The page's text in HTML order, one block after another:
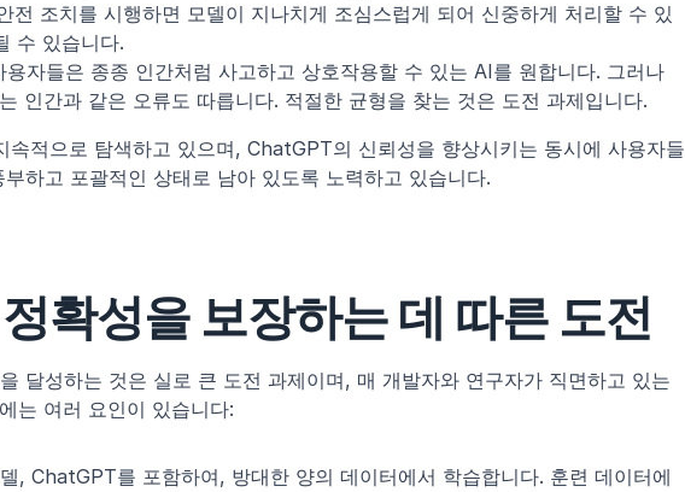
전 조치를 시행하면 모델이 지나치게 조심스럽게 되어 신중하게 처리할 수 있
수 있습니다.
용자들은 종종 인간처럼 사고하고 상호작용할 수 있는 AI를 원합니다. 그러나
인간과 같은 오류도 따릅니다. 적절한 균형을 찾는 것은 도전 과제입니다.
적으로 탐색하고 있으며, ChatGPT의 신뢰성을 향상시키는 동시에 사용자들
하고 포괄적인 상태로 남아 있도록 노력하고 있습니다.
확성을 보장하는 데 따른 도전
달성하는 것은 실로 큰 도전 과제이며, 매 개발자와 연구자가 직면하고 있는
는 여러 요인이 있습니다:
, ChatGPT를 포함하여, 방대한 양의 데이터에서 학습합니다. 훈련 데이터에